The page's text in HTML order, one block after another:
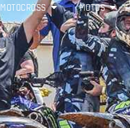
MOTOCROSS MOTOS